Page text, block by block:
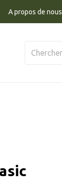
A propos de nous